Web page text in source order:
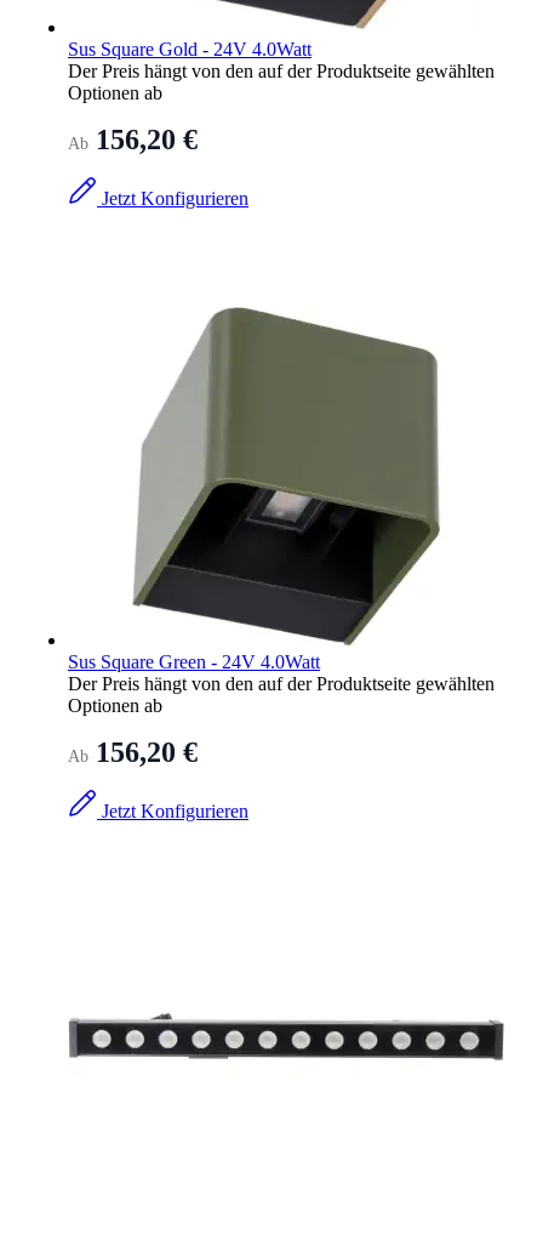
Sus Square Gold - 24V 4.0Watt
Der Preis hängt von den auf der Produktseite gewählten
Optionen ab
Ab 156,20 €
Jetzt Konfigurieren
Sus Square Green - 24V 4.0Watt
Der Preis hängt von den auf der Produktseite gewählten
Optionen ab
Ab 156,20 €
Jetzt Konfigurieren